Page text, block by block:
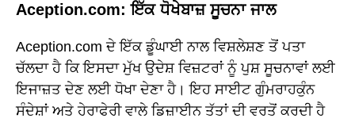
Aception.com: ਇੱਕ ਧੋਖੇਬਾਜ਼ ਸੂਚਨਾ ਜਾਲ
Aception.com ਦੇ ਇੱਕ ਡੂੰਘਾਈ ਨਾਲ ਵਿਸ਼ਲੇਸ਼ਣ ਤੋਂ ਪਤਾ
ਚੱਲਦਾ ਹੈ ਕਿ ਇਸਦਾ ਮੁੱਖ ਉਦੇਸ਼ ਵਿਜ਼ਟਰਾਂ ਨੂੰ ਪੁਸ਼ ਸੂਚਨਾਵਾਂ ਲਈ
ਇਜਾਜ਼ਤ ਦੇਣ ਲਈ ਧੋਖਾ ਦੇਣਾ ਹੈ। ਇਹ ਸਾਈਟ ਗੁੰਮਰਾਹਕੁੰਨ
ਸੰਦੇਸ਼ਾਂ ਅਤੇ ਹੇਰਾਫੇਰੀ ਵਾਲੇ ਡਿਜ਼ਾਈਨ ਤੱਤਾਂ ਦੀ ਵਰਤੋਂ ਕਰਦੀ ਹੈ